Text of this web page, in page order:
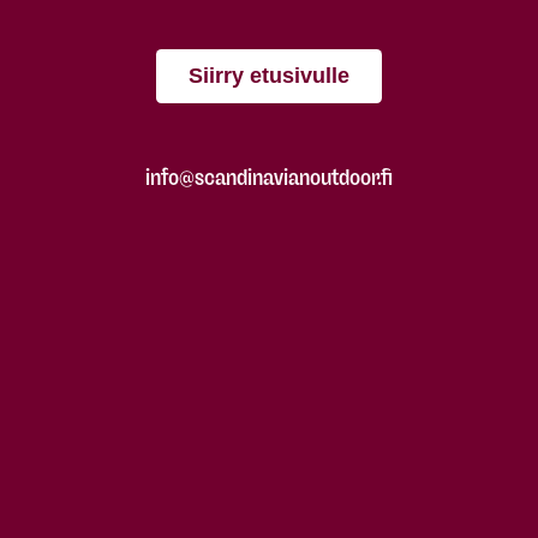
Siirry etusivulle
info@scandinavianoutdoor.fi